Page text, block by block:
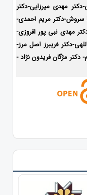
مهدی میرزایی-دکتر
سروش-دکتر مریم احمدی-
مهدی نبی پور افروزی-
دکتر فریبرز اصل مرز-
مژگان فریدون نژاد -